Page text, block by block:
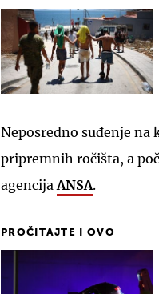
Neposredno suđenje na
pripremnih ročišta, a
agencijaANSA.
PROČITAJTE I OVO